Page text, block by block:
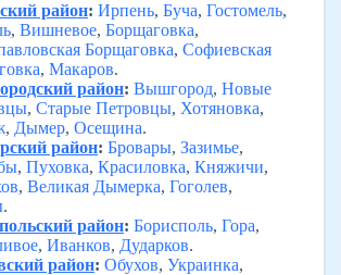
район: Ирпень, Буча, Гостомель,
, Вишневое, Борщаговка,
Борщаговка, Софиевская
, Макаров.
район: Вышгород, Новые
, Старые Петровцы, Хотяновка,
, Дымер, Осещина.
район: Бровары, Зазимье,
, Пуховка, Красиловка, Княжичи,
, Великая Дымерка, Гоголев,
.
район: Борисполь, Гора,
, Иванков, Дударков.
район: Обухов, Украинка,